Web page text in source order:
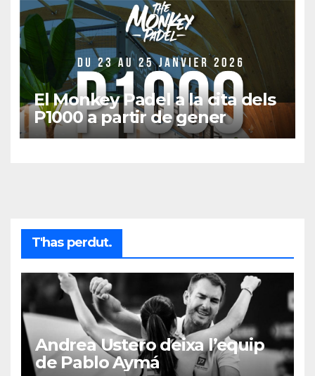
El Monkey Padel a la cita dels
P1000 a partir de gener
T'has perdut.
Andrea Ustero deixa l’equip
de Pablo Aymá